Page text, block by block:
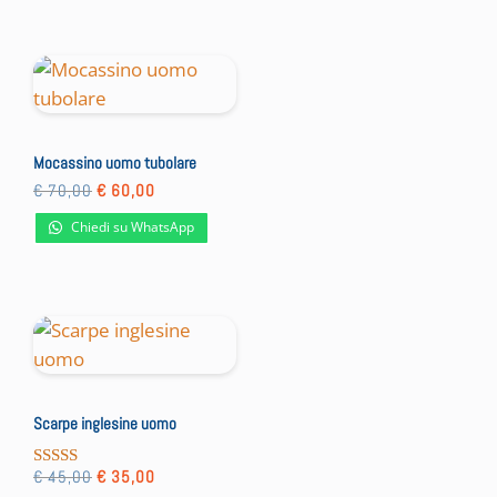
Mocassino uomo tubolare
€70,00 Il
prezzo
originale
era:
€ 60,00
attuale
è:
Chiedi su WhatsApp
Scarpe inglesine uomo
Valutato
€45,00 Il
prezzo
€ 35,00